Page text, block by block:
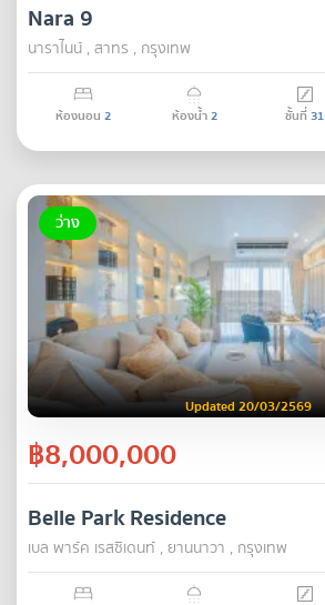
Nara 9
นาราไนน์ , สาทร , กรุงเทพ
ห้องนอน 2 ห้องน้ำ2 ชั้นที่31
ว่าง
Updated 20/03/2569
฿8,000,000
Belle Park Residence
เบล พาร์ค เรสซิเดนท์ , ยานนาวา , กรุงเทพ